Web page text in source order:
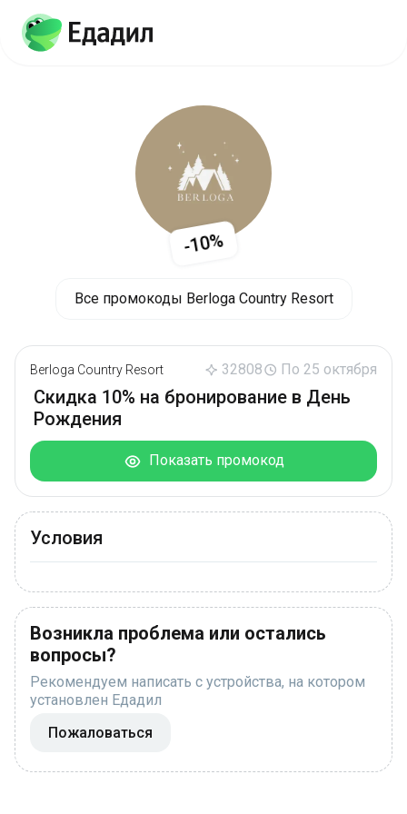
-10%
Все промокоды Berloga Country Resort
Berloga Country Resort 32808 По 25 октября
Скидка 10% на бронирование в День
Рождения
Показать промокод
Условия
Возникла проблема или остались
вопросы?
Рекомендуем написать с устройства, на котором
установлен Едадил
Пожаловаться